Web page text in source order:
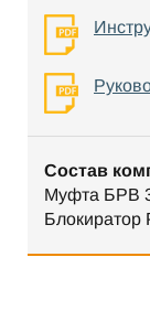
Состав
Муфта БРВ
Блокиратор